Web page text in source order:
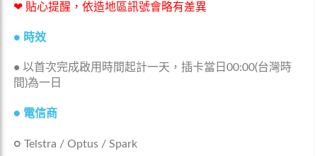
❤ 貼心提醒，依造地區訊號會略有差異
● 時效
• 以首次完成啟用時間起計一天，插卡當日00:00(台灣時
間)為一日
● 電信商
○ Telstra / Optus / Spark